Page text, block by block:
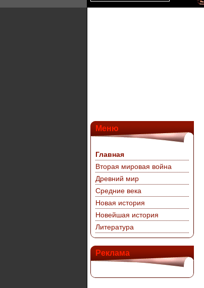
Меню
Главная
Вторая мировая война
Древний мир
Средние века
Новая история
Новейшая история
Литература
Реклама